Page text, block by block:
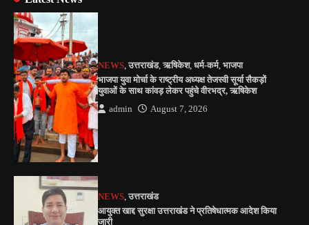
NEWS ,उत्तराखंड,ऋषिकेश,धर्म-कर्म,भाजपा
भाजपा युवा मोर्चा के राष्ट्रीय अध्यक्ष तेजस्वी सूर्या सैकड़ों
युवाओं के साथ कांवड़ लेकर पहुंचे वीरभद्र, ऋषिकेश
admin August 7, 2026
NEWS,उत्तराखंड
आयुक्त खाद्द सुरक्षा उत्तराखंड ने प्रतिषेधात्मक आदेश किया
जारी